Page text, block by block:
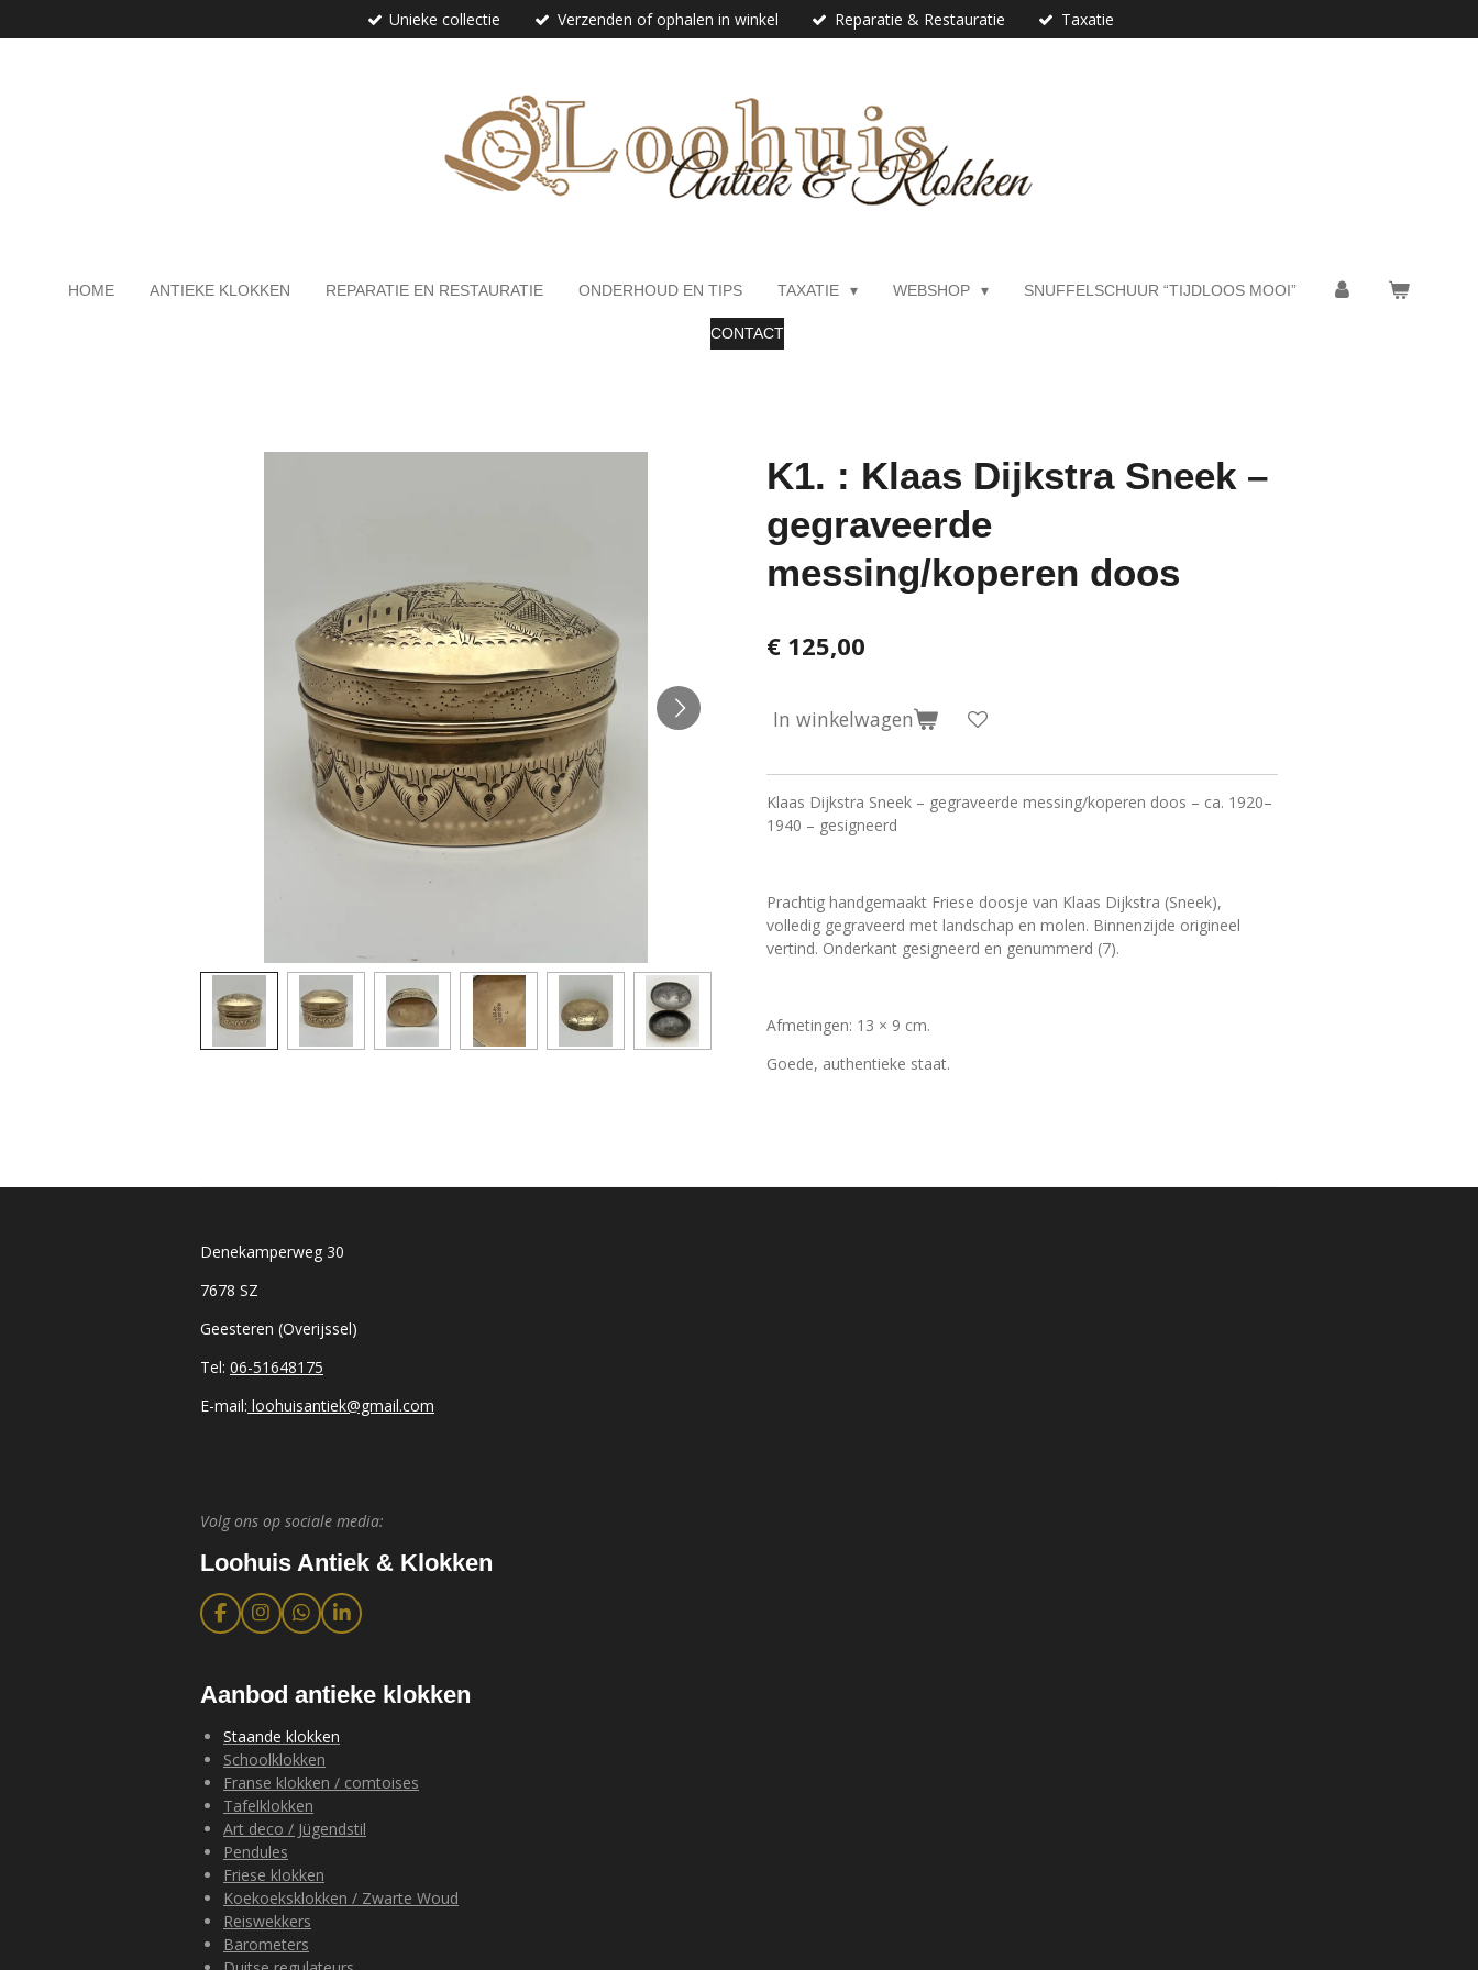
direct
Unieke collectie Verzenden of ophalen in winkel Reparatie & Restauratie Taxatie
HOME ANTIEKE KLOKKEN REPARATIE EN RESTAURATIE ONDERHOUD EN TIPS TAXATIE WEBSHOP SNUFFELSCHUUR “TIJDLOOS MOOI”
CONTACT
K1. : Klaas Dijkstra Sneek –
gegraveerde
messing/koperen doos
€ 125,00
In winkelwagen
Klaas Dijkstra Sneek – gegraveerde messing/koperen doos – ca. 1920–
1940 – gesigneerd
Prachtig handgemaakt Friese doosje van Klaas Dijkstra (Sneek),
volledig gegraveerd met landschap en molen. Binnenzijde origineel
vertind. Onderkant gesigneerd en genummerd (7).
Afmetingen: 13 × 9 cm.
Goede, authentieke staat.
Denekamperweg 30
7678 SZ
Geesteren (Overijssel)
Tel: 06-51648175
E-mail: loohuisantiek@gmail.com
Volg ons op sociale media:
Loohuis Antiek & Klokken
F
a
b
o
k
I
n
a
g
a
m
W
h
s
A
p
p
L
i
e
d
Aanbod antieke klokken
Staande klokken
Schoolklokken
Franse klokken / comtoises
Tafelklokken
Art deco / Jügendstil
Pendules
Friese klokken
Koekoeksklokken / Zwarte Woud
Reiswekkers
Barometers